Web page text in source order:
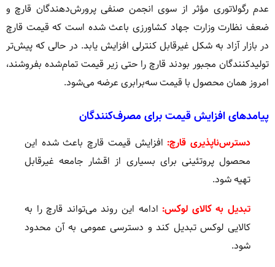
عدم رگولاتوری مؤثر از سوی انجمن صنفی پرورش‌دهندگان قارچ و
ضعف نظارت وزارت جهاد کشاورزی باعث شده است که قیمت قارچ
در بازار آزاد به شکل غیرقابل کنترلی افزایش یابد. در حالی که پیش‌تر
تولیدکنندگان مجبور بودند قارچ را حتی زیر قیمت تمام‌شده بفروشند،
امروز همان محصول با قیمت سه‌برابری عرضه می‌شود.
پیامدهای افزایش قیمت برای مصرف‌کنندگان
دسترس‌ناپذیری قارچ: افزایش قیمت قارچ باعث شده این
محصول پروتئینی برای بسیاری از اقشار جامعه غیرقابل
تهیه شود.
تبدیل به کالای لوکس: ادامه این روند می‌تواند قارچ را به
کالایی لوکس تبدیل کند و دسترسی عمومی به آن محدود
شود.